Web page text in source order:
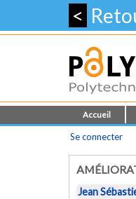
<
Accueil
Se connecter
Jean